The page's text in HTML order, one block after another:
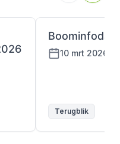
Boominfodag
10 mrt 2026
Terugblik